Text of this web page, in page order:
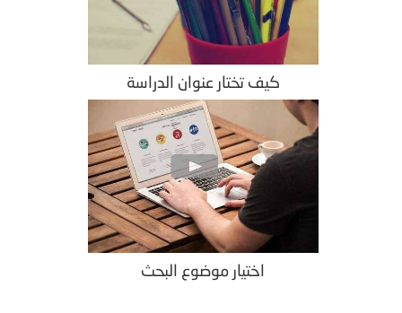
كيف تختار عنوان الدراسة
اختيار موضوع البحث